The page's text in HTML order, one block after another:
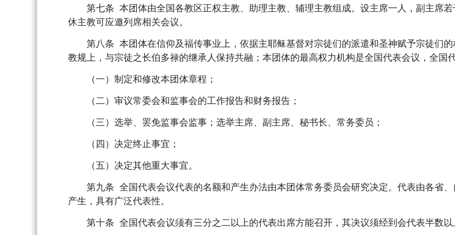
第七条 本团体由全国各教区正权主教、助理主教、辅理主教组成。设主席一人，副主席若
休主教可应邀列席相关会议。
第八条 本团体在信仰及福传事业上，依据主耶稣基督对宗徒们的派遣和圣神赋予宗徒们的
教规上，与宗徒之长伯多禄的继承人保持共融；本团体的最高权力机构是全国代表会议，全国
（一）制定和修改本团体章程；
（二）审议常委会和监事会的工作报告和财务报告；
（三）选举、罢免监事会监事；选举主席、副主席、秘书长、常务委员；
（四）决定终止事宜；
（五）决定其他重大事宜。
第九条 全国代表会议代表的名额和产生办法由本团体常务委员会研究决定。代表由各省、
产生，具有广泛代表性。
第十条 全国代表会议须有三分之二以上的代表出席方能召开，其决议须经到会代表半数以